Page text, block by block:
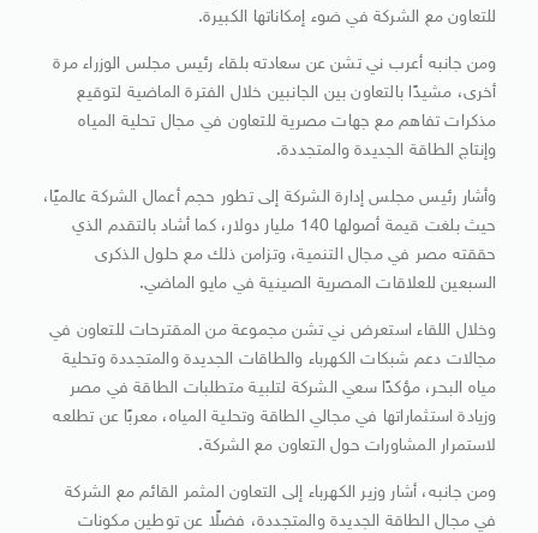
للتعاون مع الشركة في ضوء إمكاناتها الكبيرة.
ومن جانبه أعرب ني تشن عن سعادته بلقاء رئيس مجلس الوزراء مرة
أخرى، مشيدًا بالتعاون بين الجانبين خلال الفترة الماضية لتوقيع
مذكرات تفاهم مع جهات مصرية للتعاون في مجال تحلية المياه
وإنتاج الطاقة الجديدة والمتجددة.
وأشار رئيس مجلس إدارة الشركة إلى تطور حجم أعمال الشركة عالميًا،
حيث بلغت قيمة أصولها 140 مليار دولار، كما أشاد بالتقدم الذي
حققته مصر في مجال التنمية، وتزامن ذلك مع حلول الذكرى
السبعين للعلاقات المصرية الصينية في مايو الماضي.
وخلال اللقاء استعرض ني تشن مجموعة من المقترحات للتعاون في
مجالات دعم شبكات الكهرباء والطاقات الجديدة والمتجددة وتحلية
مياه البحر، مؤكدًا سعي الشركة لتلبية متطلبات الطاقة في مصر
وزيادة استثماراتها في مجالي الطاقة وتحلية المياه، معربًا عن تطلعه
لاستمرار المشاورات حول التعاون مع الشركة.
ومن جانبه، أشار وزير الكهرباء إلى التعاون المثمر القائم مع الشركة
في مجال الطاقة الجديدة والمتجددة، فضلًا عن توطين مكونات